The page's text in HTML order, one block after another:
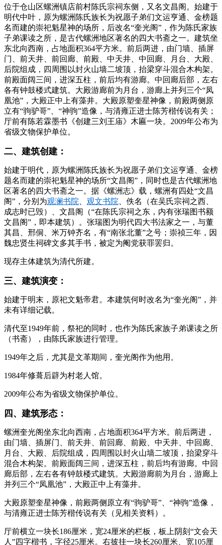
位于仓山区螺洲镇店前村陈氏宗祠东侧，又名文昌阁。始建于
明代中叶，原为螺洲陈氏族长为祝愿子弟们文运亨通、金榜题
名而建的崇祀魁星神的场所，后改名“奎光阁”，作为陈氏家族
子弟课读之所，是古代螺洲地区著名的四大书斋之一。建筑坐
东北向西南，占地面积364平方米。前后两进，由门墙、插屏
门、前天井、前回廊、前殿、中天井、中回廊、月台、大殿、
后院组成，四周围以封火山墙二坡顶，抬梁穿斗混合木构架。
前殿面阔三间，进深五柱，前后均有游廊。中回廊后部，左右
各有钟鼓楼式建筑。大殿游廊前为月台，游廊上并列三个“凤
凰池”，大殿正中上有藻井。大殿原塑奎星神像，前殿两侧原
立有“驹驴哥”、“神驹”造像，与清雍正进士陈芳楷传说有关；
厅前有陈若霖墨书《创建三刘王庙》木匾一块。2009年公布为
省级文物保护单位。
二、建筑创建：
始建于明代，原为螺洲陈氏族长为祝愿子弟们文运亨通、金榜
题名而建的崇祀魁星神的场所“文昌阁”，同时也是古代螺洲地
区著名的四大书斋之一。据《螺洲志》载，螺洲有四处“文昌
阁”，分别为观澜书院 观文书院 、佚名（在吴氏宗祠之西、
成志时已毁）、文昌阁（“在陈氏宗祠之东，内有张瑞图书额
文昌阁”，即本建筑）。张瑞图为明代四大书法家之一，与董
其昌、邢侗、米万钟齐名，有“南张北董”之号；崇祯三年，因
魏忠贤生祠碑文多其手书，被定为阉党获罪罢归。
现存主体建筑为清代所建。
三、建筑演变：
始建于明末，原祀文魁帝君。本建筑何时改名为“奎光阁”，并
未有详细记载。
清代至1949年前，祭祀的同时，也作为陈氏家族子弟课读之所
（书斋），由陈氏家族进行管理。
1949年之后，尤其是文革期间，奎光阁作为他用。
1984年修葺后辟为村老人馆。
2009年公布为省级文物保护单位。
四、建筑形态：
螺洲奎光阁坐东北向西南，占地面积364平方米。前后两进，
由门墙、插屏门、前天井、前回廊、前殿、中天井、中回廊、
月台、大殿、后院组成，四周围以封火山墙二坡顶，抬梁穿斗
混合木构架。前殿面阔三间，进深五柱，前后均有游廊。中回
廊后部，左右各有钟鼓楼式建筑。大殿游廊前为月台，游廊上
并列三个“凤凰池”，大殿正中上有藻井。
大殿原塑奎星神像，前殿两侧原立有“驹驴哥”、“神驹”造像，
与清雍正进士陈芳楷传说有关（见相关资料）。
厅前横立一块长186厘米，宽24厘米的栏板，板上阴刻“文会天
人”四字楷书，字径25厘米。右披挂一块长260厘米、宽105厘